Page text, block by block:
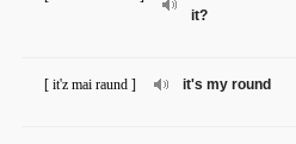
it?
it's my round
[ it'z mai raund ]